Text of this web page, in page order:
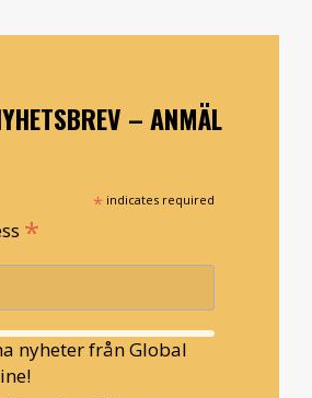
– ANMÄL
* indicates required
*
nyheter från Global